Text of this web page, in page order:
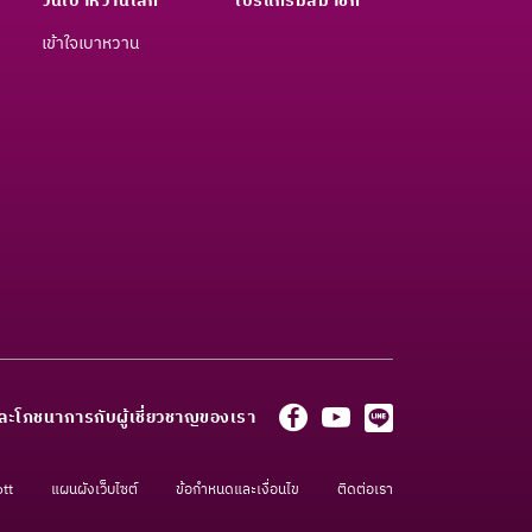
เข้าใจเบาหวาน
โภชนาการกับผู้เชี่ยวชาญของเรา
แผนผังเว็บไซต์ ข้อกำหนดและเงื่อนไข ติดต่อเรา